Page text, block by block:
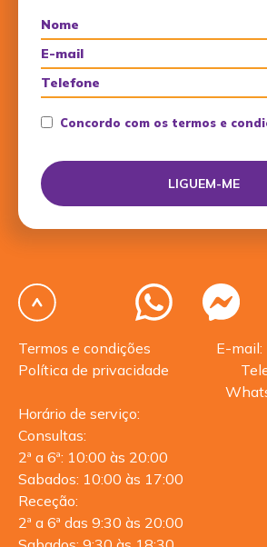
Concordo com os termos e
Termos e condições
Política de privacidade
E-
Horário de serviço:
Consultas:
2ª a 6ª: 10:00 às 20:00
Sabados: 10:00 às 17:00
Receção:
2ª a 6ª das 9:30 às 20:00